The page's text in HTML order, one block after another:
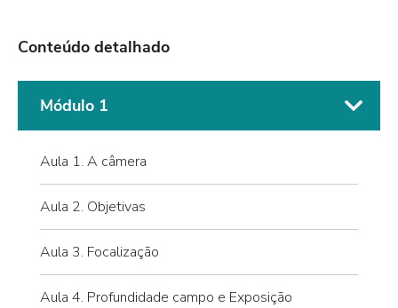
Conteúdo detalhado
Módulo 1
Aula 1. A câmera
Aula 2. Objetivas
Aula 3. Focalização
Aula 4. Profundidade campo e Exposição